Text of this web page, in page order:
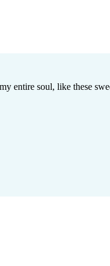
entire soul, like these